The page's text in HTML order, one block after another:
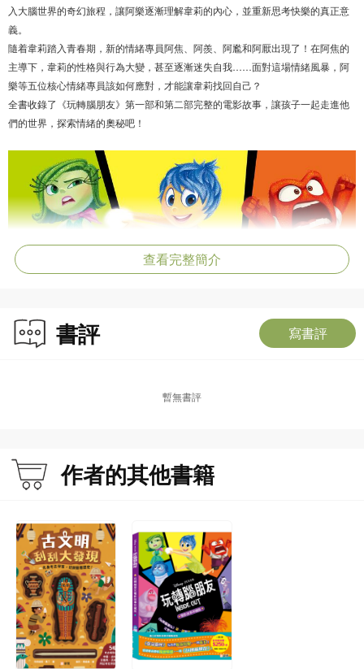
入大腦世界的奇幻旅程，讓阿樂逐漸理解韋莉的內心，並重新思考快樂的真正意
義。
隨着韋莉踏入青春期，新的情緒專員阿焦、阿羨、阿尷和阿厭出現了！在阿焦的
主導下，韋莉的性格與行為大變，甚至逐漸迷失自我……面對這場情緒風暴，阿
樂等五位核心情緒專員該如何應對，才能讓韋莉找回自己？
全書收錄了《玩轉腦朋友》第一部和第二部完整的電影故事，讓孩子一起走進他
們的世界，探索情緒的奧秘吧！
查看完整簡介
書評 寫書評
暫無書評
作者的其他書籍